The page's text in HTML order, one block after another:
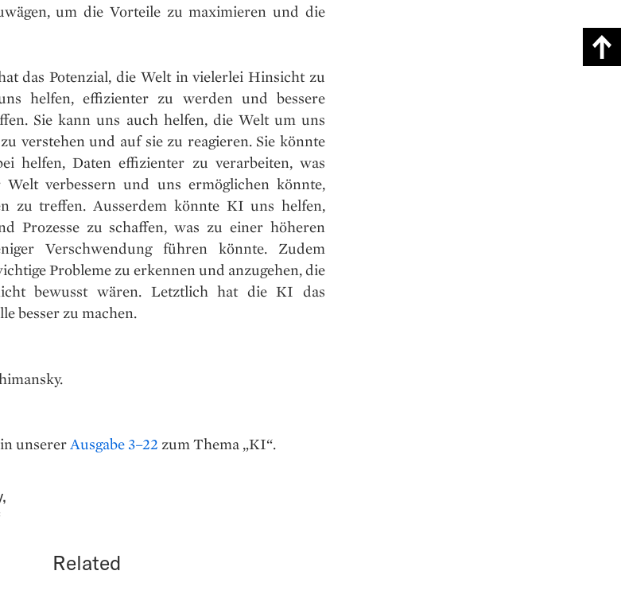
um die Vorteile zu maximieren und die
das Potenzial, die Welt in vielerlei Hinsicht zu
helfen, effizienter zu werden und bessere
Sie kann uns auch helfen, die Welt um uns
verstehen und auf sie zu reagieren. Sie könnte
helfen, Daten effizienter zu verarbeiten, was
verbessern und uns ermöglichen könnte,
zu treffen. Ausserdem könnte KI uns helfen,
Prozesse zu schaffen, was zu einer höheren
Verschwendung führen könnte. Zudem
Probleme zu erkennen und anzugehen, die
bewusst wären. Letztlich hat die KI das
besser zu machen.
unsererAusgabe 3–22 zum Thema „KI“.
,
Related